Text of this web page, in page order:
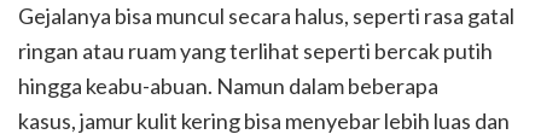
Gejalanya bisa muncul secara halus, seperti rasa gatal
ringan atau ruam yang terlihat seperti bercak putih
hingga keabu-abuan. Namun dalam beberapa
kasus, jamur kulit kering bisa menyebar lebih luas dan